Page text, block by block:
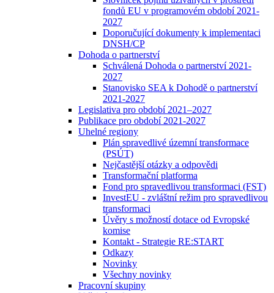
fondů EU v programovém období 2021-
2027
Doporučující dokumenty k implementaci
DNSH/CP
Dohoda o partnerství
Schválená Dohoda o partnerství 2021-
2027
Stanovisko SEA k Dohodě o partnerství
2021-2027
Legislativa pro období 2021–2027
Publikace pro období 2021-2027
Uhelné regiony
Plán spravedlivé územní transformace
(PSÚT)
Nejčastější otázky a odpovědi
Transformační platforma
Fond pro spravedlivou transformaci (FST)
InvestEU - zvláštní režim pro spravedlivou
transformaci
Úvěry s možností dotace od Evropské
komise
Kontakt - Strategie RE:START
Odkazy
Novinky
Všechny novinky
Pracovní skupiny